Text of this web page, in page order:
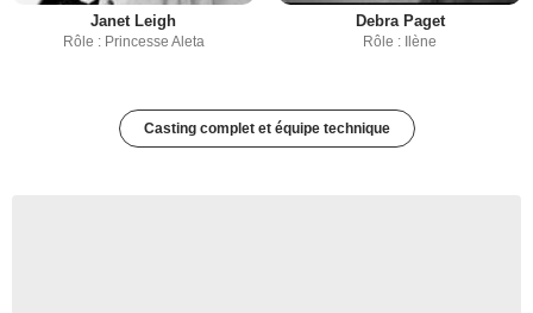
Janet Leigh
Rôle : Princesse Aleta
Debra Paget
Rôle : Ilène
Casting complet et équipe technique